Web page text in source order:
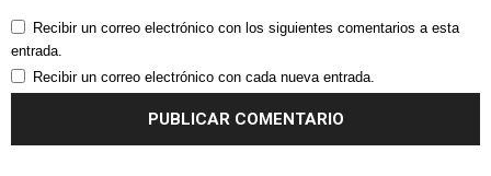
Recibir un correo electrónico con los siguientes comentarios a esta
entrada.
Recibir un correo electrónico con cada nueva entrada.